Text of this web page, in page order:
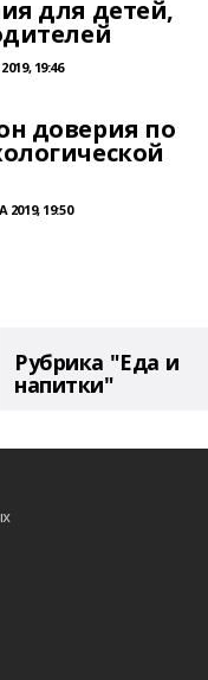
для детей,
19:46
доверия по
2019, 19:50
Рубрика "Еда и
напитки"